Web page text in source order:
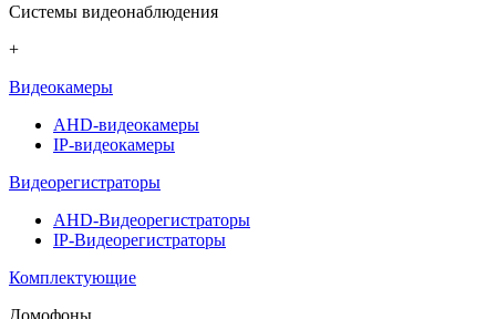
Системы видеонаблюдения
+
Видеокамеры
AHD-видеокамеры
IP-видеокамеры
Видеорегистраторы
AHD-Видеорегистраторы
IP-Видеорегистраторы
Комплектующие
Домофоны